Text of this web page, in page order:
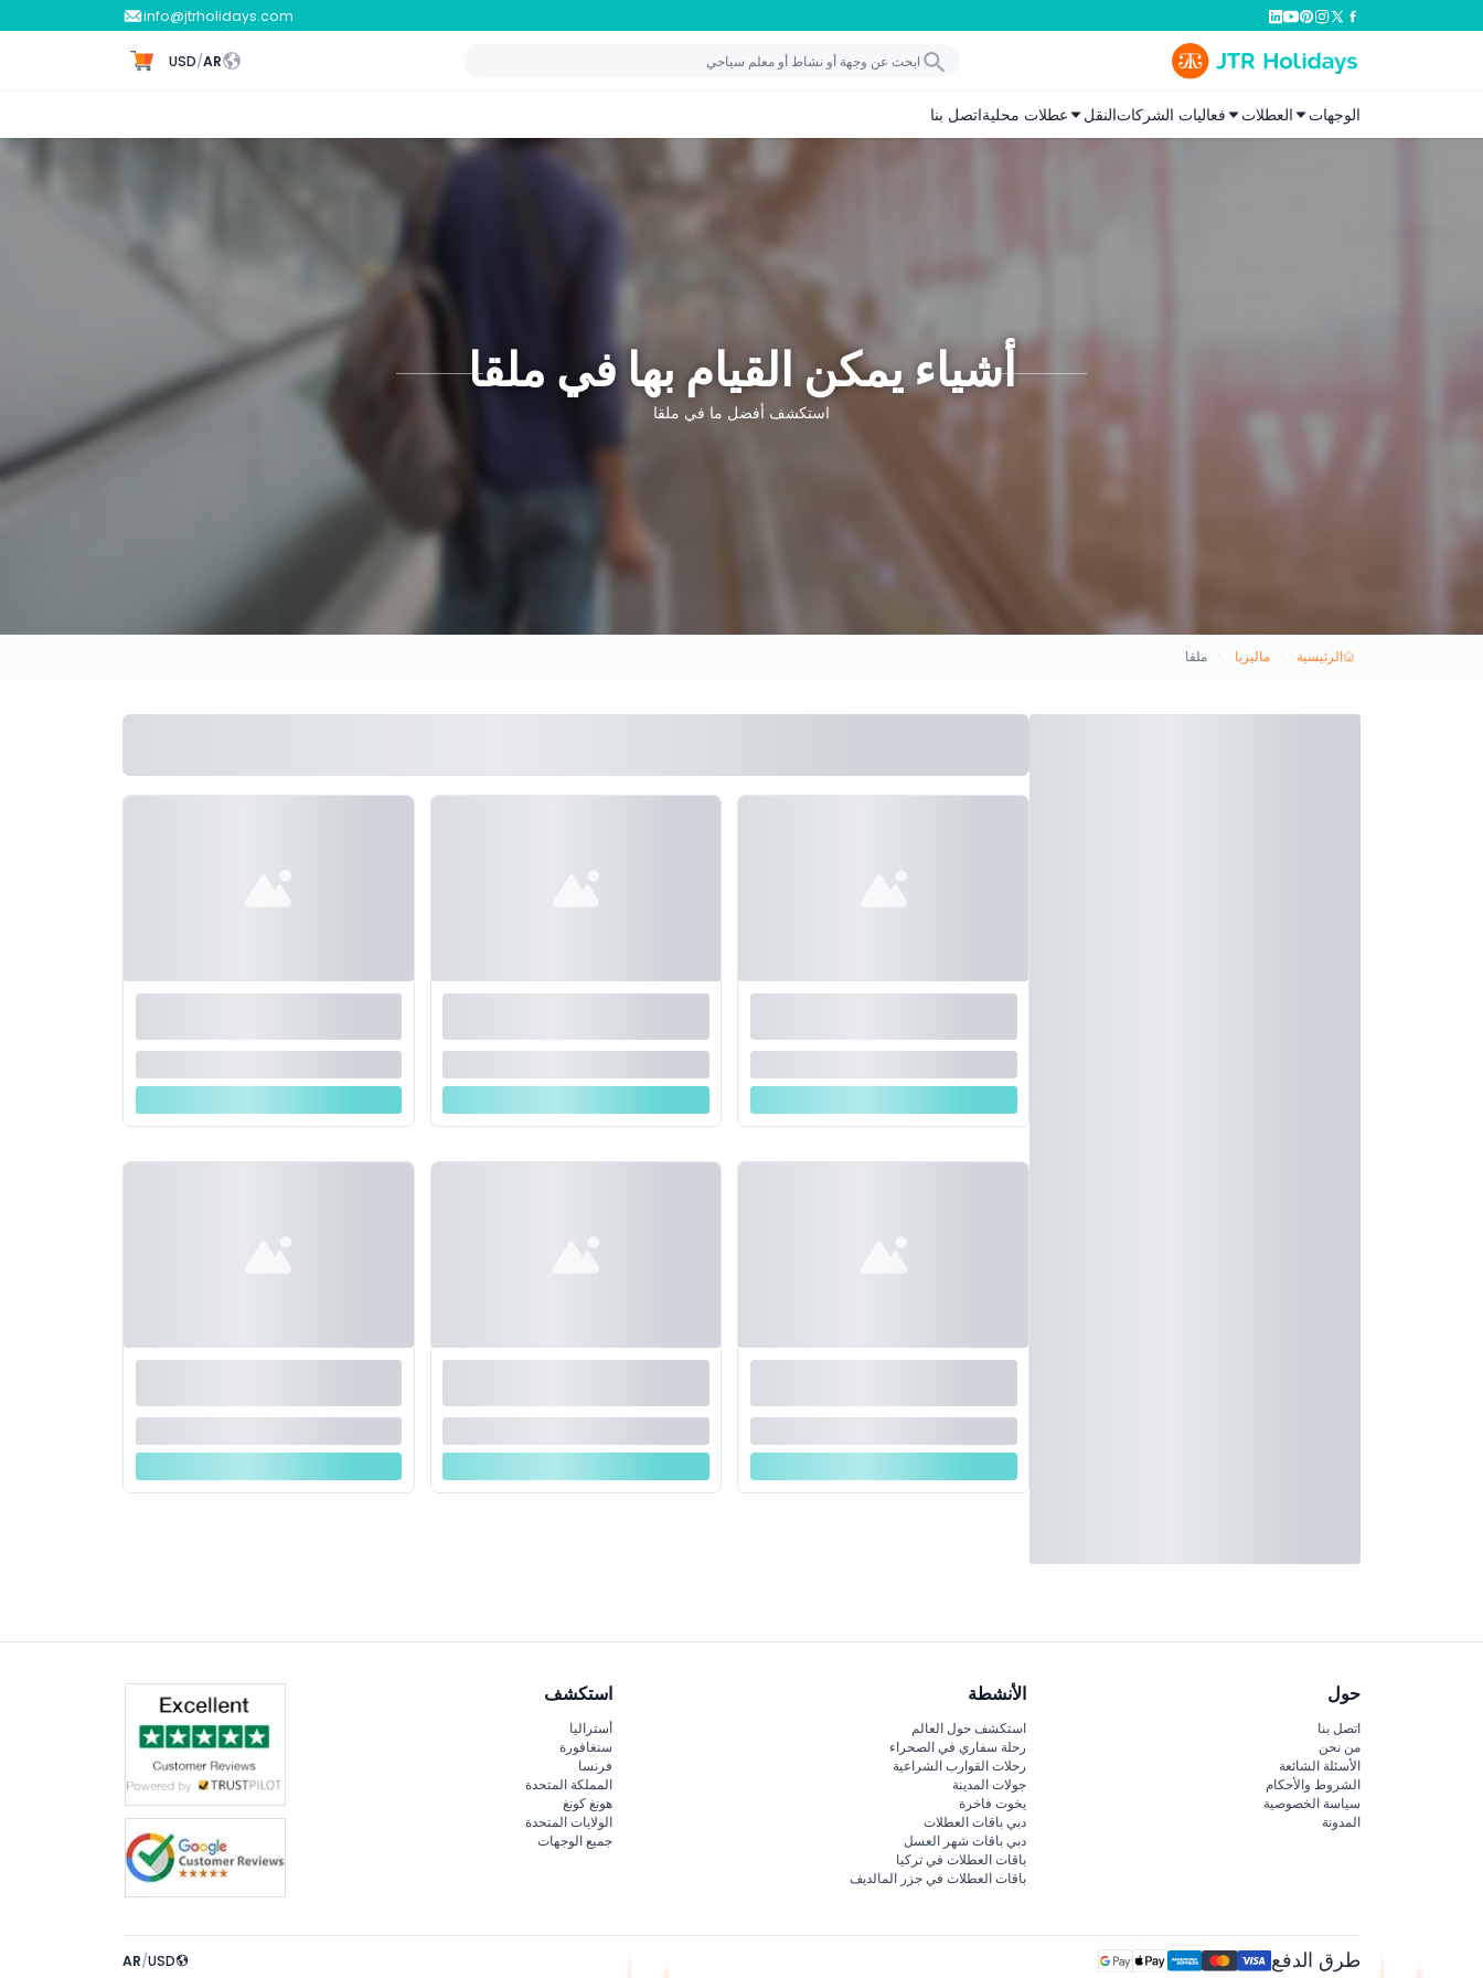
info@jtrholidays.com
AR
/
USD
الوجهات العطلات فعاليات الشركاتالنقل عطلات محليةاتصل بنا
أشياء يمكن القيام بها في ملقا
استكشف أفضل ما في ملقا
الرئيسية ماليزيا ملقا
حول
اتصل بنا
من نحن
الأسئلة الشائعة
الشروط والأحكام
سياسة الخصوصية
المدونة
الأنشطة
استكشف حول العالم
رحلة سفاري في الصحراء
رحلات القوارب الشراعية
جولات المدينة
يخوت فاخرة
دبي باقات العطلات
دبي باقات شهر العسل
باقات العطلات في تركيا
باقات العطلات في جزر المالديف
استكشف
أستراليا
سنغافورة
فرنسا
المملكة المتحدة
هونغ كونغ
الولايات المتحدة
جميع الوجهات
طرق الدفع AR/USD